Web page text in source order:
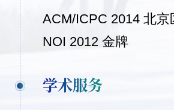
ACM/ICPC 2014 北京
NOI 2012 金牌
学术服务